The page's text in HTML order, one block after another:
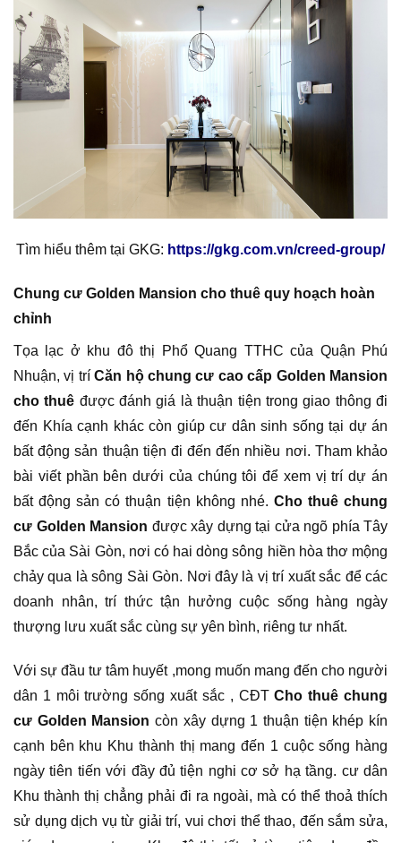
Tìm hiểu thêm tại GKG: https://gkg.com.vn/creed-group/
Chung cư Golden Mansion cho thuê quy hoạch hoàn
chỉnh
Tọa lạc ở khu đô thị Phổ Quang TTHC của Quận Phú
Nhuận, vị tríCăn hộ chung cư cao cấp Golden Mansion
cho thuê được đánh giá là thuận tiện trong giao thông đi
đến Khía cạnh khác còn giúp cư dân sinh sống tại dự án
bất động sản thuận tiện đi đến đến nhiều nơi. Tham khảo
bài viết phần bên dưới của chúng tôi để xem vị trí dự án
bất động sản có thuận tiện không nhé. Cho thuê chung
cư Golden Mansion được xây dựng tại cửa ngõ phía Tây
Bắc của Sài Gòn, nơi có hai dòng sông hiền hòa thơ mộng
chảy qua là sông Sài Gòn. Nơi đây là vị trí xuất sắc để các
doanh nhân, trí thức tận hưởng cuộc sống hàng ngày
thượng lưu xuất sắc cùng sự yên bình, riêng tư nhất.
Với sự đầu tư tâm huyết ,mong muốn mang đến cho người
dân 1 môi trường sống xuất sắc , CĐTCho thuê chung
cư Golden Mansion còn xây dựng 1 thuận tiện khép kín
cạnh bên khu Khu thành thị mang đến 1 cuộc sống hàng
ngày tiên tiến với đầy đủ tiện nghi cơ sở hạ tầng. cư dân
Khu thành thị chẳng phải đi ra ngoài, mà có thể thoả thích
sử dụng dịch vụ từ giải trí, vui chơi thể thao, đến sắm sửa,